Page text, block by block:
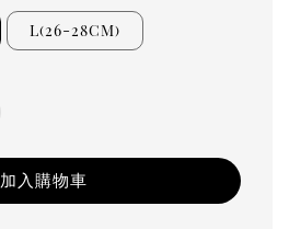
L(26-28CM)
加入購物車